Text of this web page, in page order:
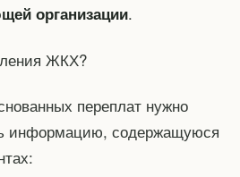
организации.
ЖКХ?
переплат нужно
информацию, содержащуюся